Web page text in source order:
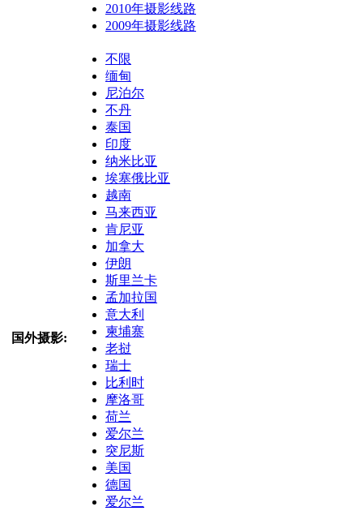
2010年摄影线路
2009年摄影线路
国外摄影:
不限
缅甸
尼泊尔
不丹
泰国
印度
纳米比亚
埃塞俄比亚
越南
马来西亚
肯尼亚
加拿大
伊朗
斯里兰卡
孟加拉国
意大利
柬埔寨
老挝
瑞士
比利时
摩洛哥
荷兰
爱尔兰
突尼斯
美国
德国
爱尔兰